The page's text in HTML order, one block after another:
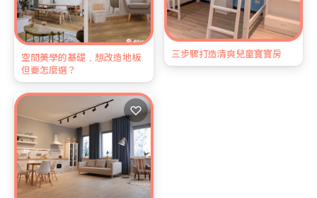
空間美學的基礎，想改造地板
但要怎麼選？
♡
三步驟打造清爽兒童寶寶房